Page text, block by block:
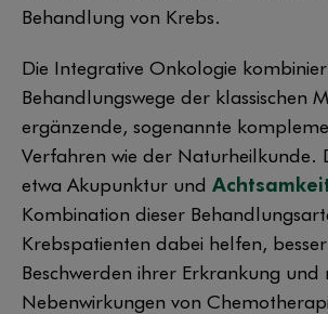
Behandlung von Krebs.
Die Integrative Onkologie
Behandlungswege der klassischen
ergänzende, sogenannte
Verfahren wie der Naturheilkunde.
etwa Akupunktur und
Kombination dieser
Krebspatienten dabei helfen,
Beschwerden ihrer Erkrankung und
Nebenwirkungen von